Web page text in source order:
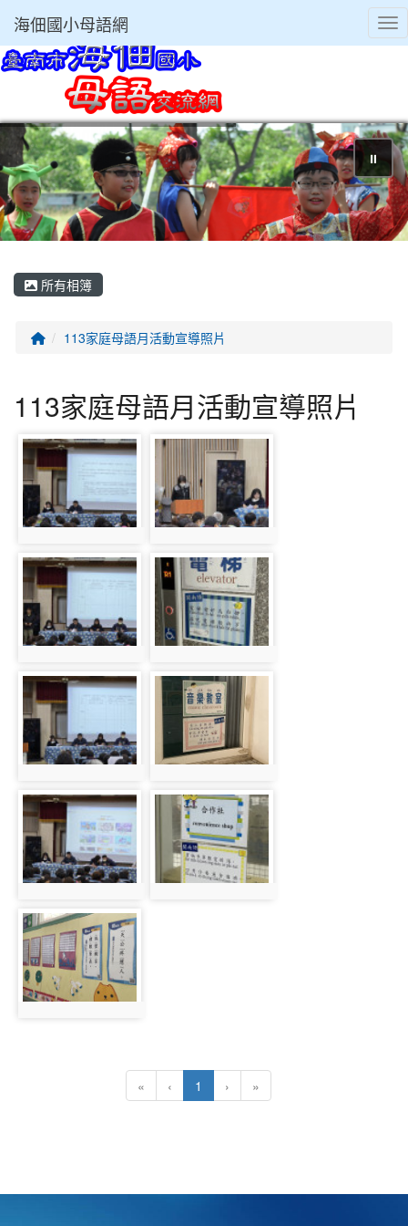
海佃國小母語網
⏸
所有相簿
回首頁113家庭母語月活動宣導照片
113家庭母語月活動宣導照片
photo-994 photo-1001
photo-995
photo-1002
photo-996
photo-1003
photo-997
photo-999
photo-1000
« ‹ 1 (目前頁次)
› »